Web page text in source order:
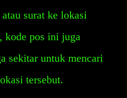
surat ke lokasi
kode pos ini juga
sekitar untuk mencari
tersebut.